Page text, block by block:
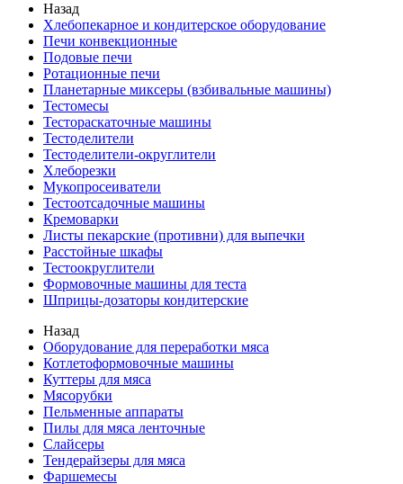
Назад
Хлебопекарное и кондитерское оборудование
Печи конвекционные
Подовые печи
Ротационные печи
Планетарные миксеры (взбивальные машины)
Тестомесы
Тестораскаточные машины
Тестоделители
Тестоделители-округлители
Хлеборезки
Мукопросеиватели
Тестоотсадочные машины
Кремоварки
Листы пекарские (противни) для выпечки
Расстойные шкафы
Тестоокруглители
Формовочные машины для теста
Шприцы-дозаторы кондитерские
Назад
Оборудование для переработки мяса
Котлетоформовочные машины
Куттеры для мяса
Мясорубки
Пельменные аппараты
Пилы для мяса ленточные
Слайсеры
Тендерайзеры для мяса
Фаршемесы